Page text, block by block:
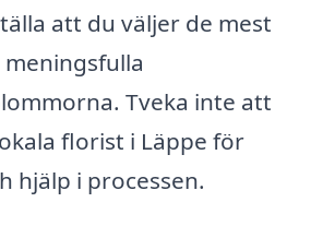
att du väljer de mest
Tveka inte att
florist i Läppe för
hjälp i processen.